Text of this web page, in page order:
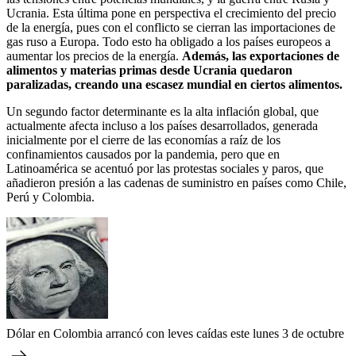
Ucrania. Esta última pone en perspectiva el crecimiento del precio
de la energía, pues con el conflicto se cierran las importaciones de
gas ruso a Europa. Todo esto ha obligado a los países europeos a
aumentar los precios de la energía. Además, las exportaciones de
alimentos y materias primas desde Ucrania quedaron
paralizadas, creando una escasez mundial en ciertos alimentos.
Un segundo factor determinante es la alta inflación global, que
actualmente afecta incluso a los países desarrollados, generada
inicialmente por el cierre de las economías a raíz de los
confinamientos causados por la pandemia, pero que en
Latinoamérica se acentuó por las protestas sociales y paros, que
añadieron presión a las cadenas de suministro en países como Chile,
Perú y Colombia.
Dólar en Colombia arrancó con leves caídas este lunes 3 de octubre